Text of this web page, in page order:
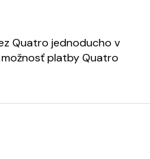
Quatro jednoducho v
platby Quatro